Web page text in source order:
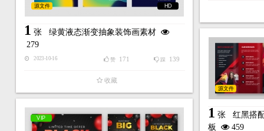
HD
源文件
1 张 绿黄液态渐变抽象装饰画素材
279
2023-10-16 踩 139
赞 171
收藏
源文件
1 张 红黑搭
板
459
VIP